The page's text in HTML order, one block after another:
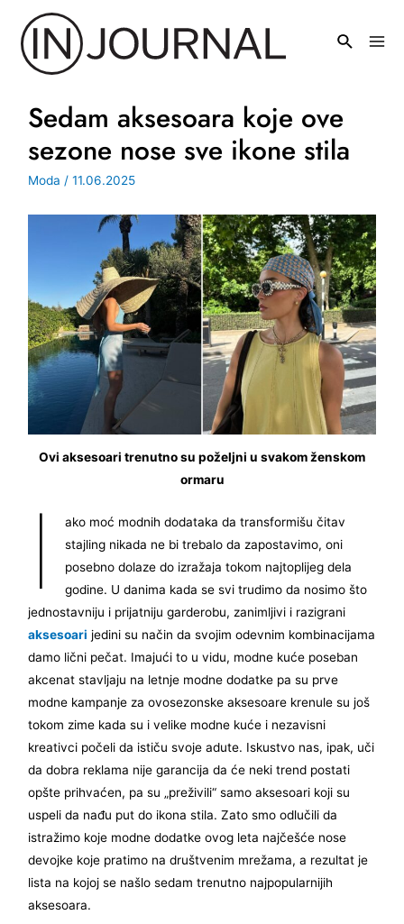
sadržaj
Sedam aksesoara koje ove
sezone nose sve ikone stila
Moda /11.06.2025
Ovi aksesoari trenutno su poželjni u svakom ženskom
ormaru
I
ako moć modnih dodataka da transformišu čitav
stajling nikada ne bi trebalo da zapostavimo, oni
posebno dolaze do izražaja tokom najtoplijeg dela
godine. U danima kada se svi trudimo da nosimo što
jednostavniju i prijatniju garderobu, zanimljivi i razigrani
aksesoari jedini su način da svojim odevnim kombinacijama
damo lični pečat. Imajući to u vidu, modne kuće poseban
akcenat stavljaju na letnje modne dodatke pa su prve
modne kampanje za ovosezonske aksesoare krenule su još
tokom zime kada su i velike modne kuće i nezavisni
kreativci počeli da ističu svoje adute. Iskustvo nas, ipak, uči
da dobra reklama nije garancija da će neki trend postati
opšte prihvaćen, pa su „preživili“ samo aksesoari koji su
uspeli da nađu put do ikona stila. Zato smo odlučili da
istražimo koje modne dodatke ovog leta najčešće nose
devojke koje pratimo na društvenim mrežama, a rezultat je
lista na kojoj se našlo sedam trenutno najpopularnijih
aksesoara.